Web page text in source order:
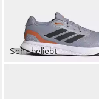
Sehr beliebt